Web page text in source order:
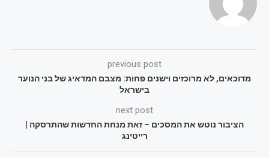
previous post
מדוכאים, לא מרוכזים וישנים פחות: מצבם המדאיג של בני הנוער
בישראל
next post
הציבור נוטש את המסכים – זאת מנחת החדשות שהתרסקה |
רייטינג